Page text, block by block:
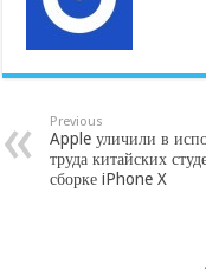
Previous
Apple уличили в
труда китайских
сборке iPhone X